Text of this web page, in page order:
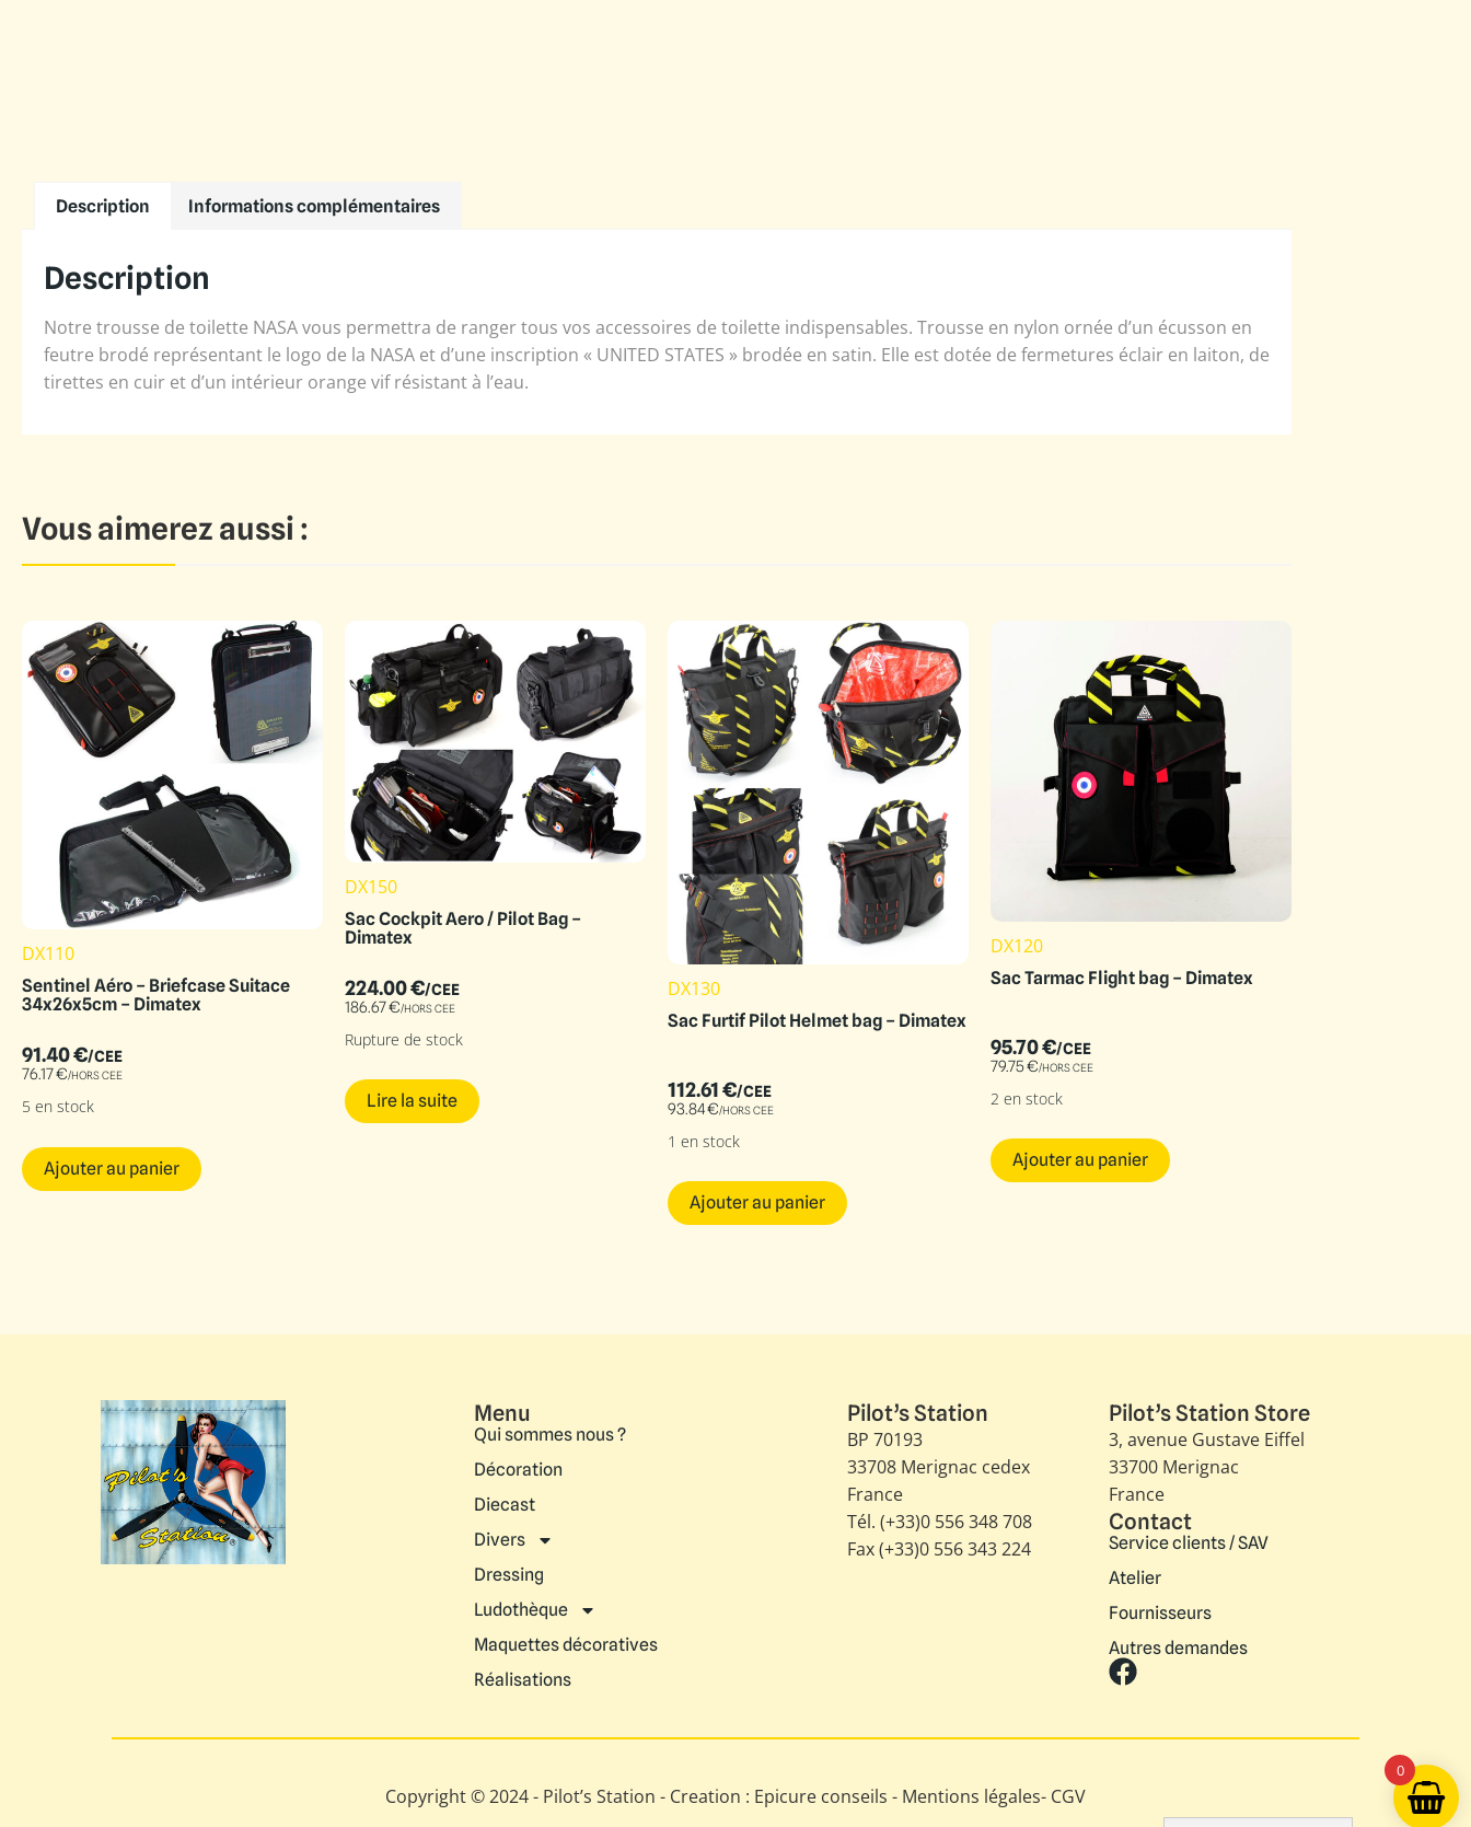
Description Informations complémentaires
Description
Notre trousse de toilette NASA vous permettra de ranger tous vos accessoires de toilette indispensables. Trousse en nylon ornée d’un écusson en
feutre brodé représentant le logo de la NASA et d’une inscription « UNITED STATES » brodée en satin. Elle est dotée de fermetures éclair en laiton, de
tirettes en cuir et d’un intérieur orange vif résistant à l’eau.
Vous aimerez aussi :
DX110
Sentinel Aéro – Briefcase Suitace
34x26x5cm – Dimatex
91.40€/CEE
76.17€/HORS CEE
5 en stock
Ajouter au panier
DX150
Sac Cockpit Aero / Pilot Bag –
Dimatex
224.00€/CEE
186.67€/HORS CEE
Rupture de stock
Lire la suite
DX130
Sac Furtif Pilot Helmet bag – Dimatex
112.61€/CEE
93.84€/HORS CEE
1 en stock
Ajouter au panier
DX120
Sac Tarmac Flight bag – Dimatex
95.70€/CEE
79.75€/HORS CEE
2 en stock
Ajouter au panier
Menu
Qui sommes nous ?
Décoration
Diecast
Divers
Dressing
Ludothèque
Maquettes décoratives
Réalisations
Pilot’s Station
BP 70193
33708 Merignac cedex
France
Tél. (+33)0 556 348 708
Fax (+33)0 556 343 224
Pilot’s Station Store
3, avenue Gustave Eiffel​
33700 Merignac
France
Contact
Service clients / SAV
Atelier
Fournisseurs
Autres demandes
Copyright © 2024 - Pilot’s Station - Creation : Epicure conseils - Mentions légales- CGV
0